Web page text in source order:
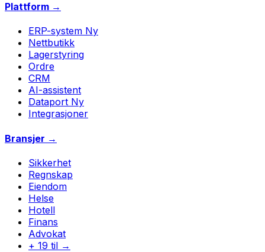
Plattform →
ERP-system Ny
Nettbutikk
Lagerstyring
Ordre
CRM
AI-assistent
Dataport Ny
Integrasjoner
Bransjer →
Sikkerhet
Regnskap
Eiendom
Helse
Hotell
Finans
Advokat
+ 19 til →